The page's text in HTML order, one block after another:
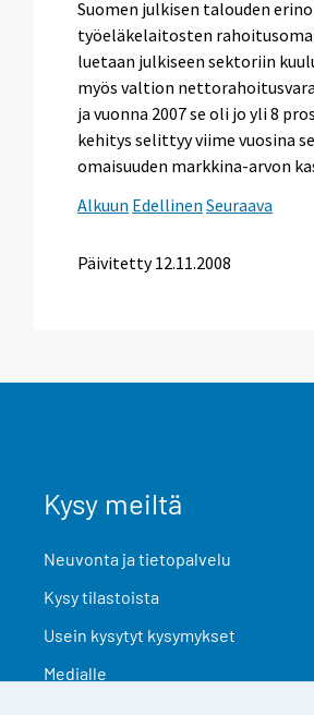
Suomen julkisen talouden
työeläkelaitosten
luetaan julkiseen sektoriin
myös valtion
ja vuonna 2007 se oli jo yli 8
kehitys selittyy viime vuosina
omaisuuden markkina-arvon
Alkuun Edellinen Seuraava
Päivitetty12.11.2008
Kysy meiltä
Neuvonta ja tietopalvelu
Kysy tilastoista
Usein kysytyt kysymykset
Medialle